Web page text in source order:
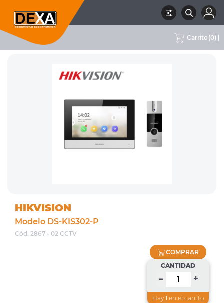
Carrito (0)
RUBRO SUBRUBRO HIKVISION
HIKVISION
Modelo DS-KIS302-P
Cód. 2867 - 02 CCTV
COMPRAR
CANTIDAD
– +
Hay 1 en el carrito